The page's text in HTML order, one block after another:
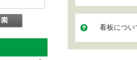
看板につい